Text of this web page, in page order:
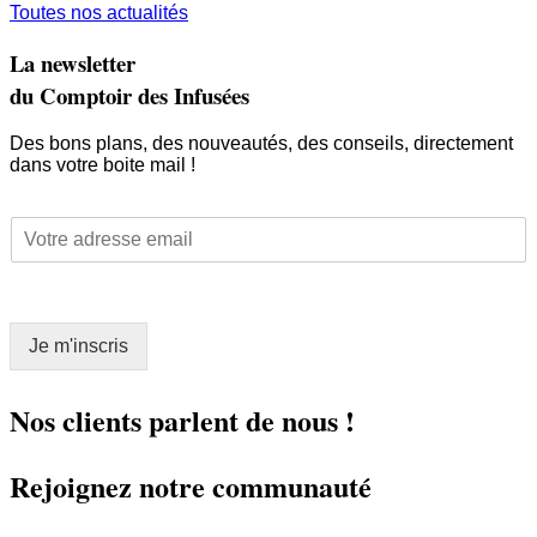
Toutes nos actualités
La newsletter
du Comptoir des Infusées
Des bons plans, des nouveautés, des conseils, directement
dans votre boite mail !
E
m
a
i
l
m
l
Je m'inscris
Nos clients parlent de nous !
Rejoignez notre communauté